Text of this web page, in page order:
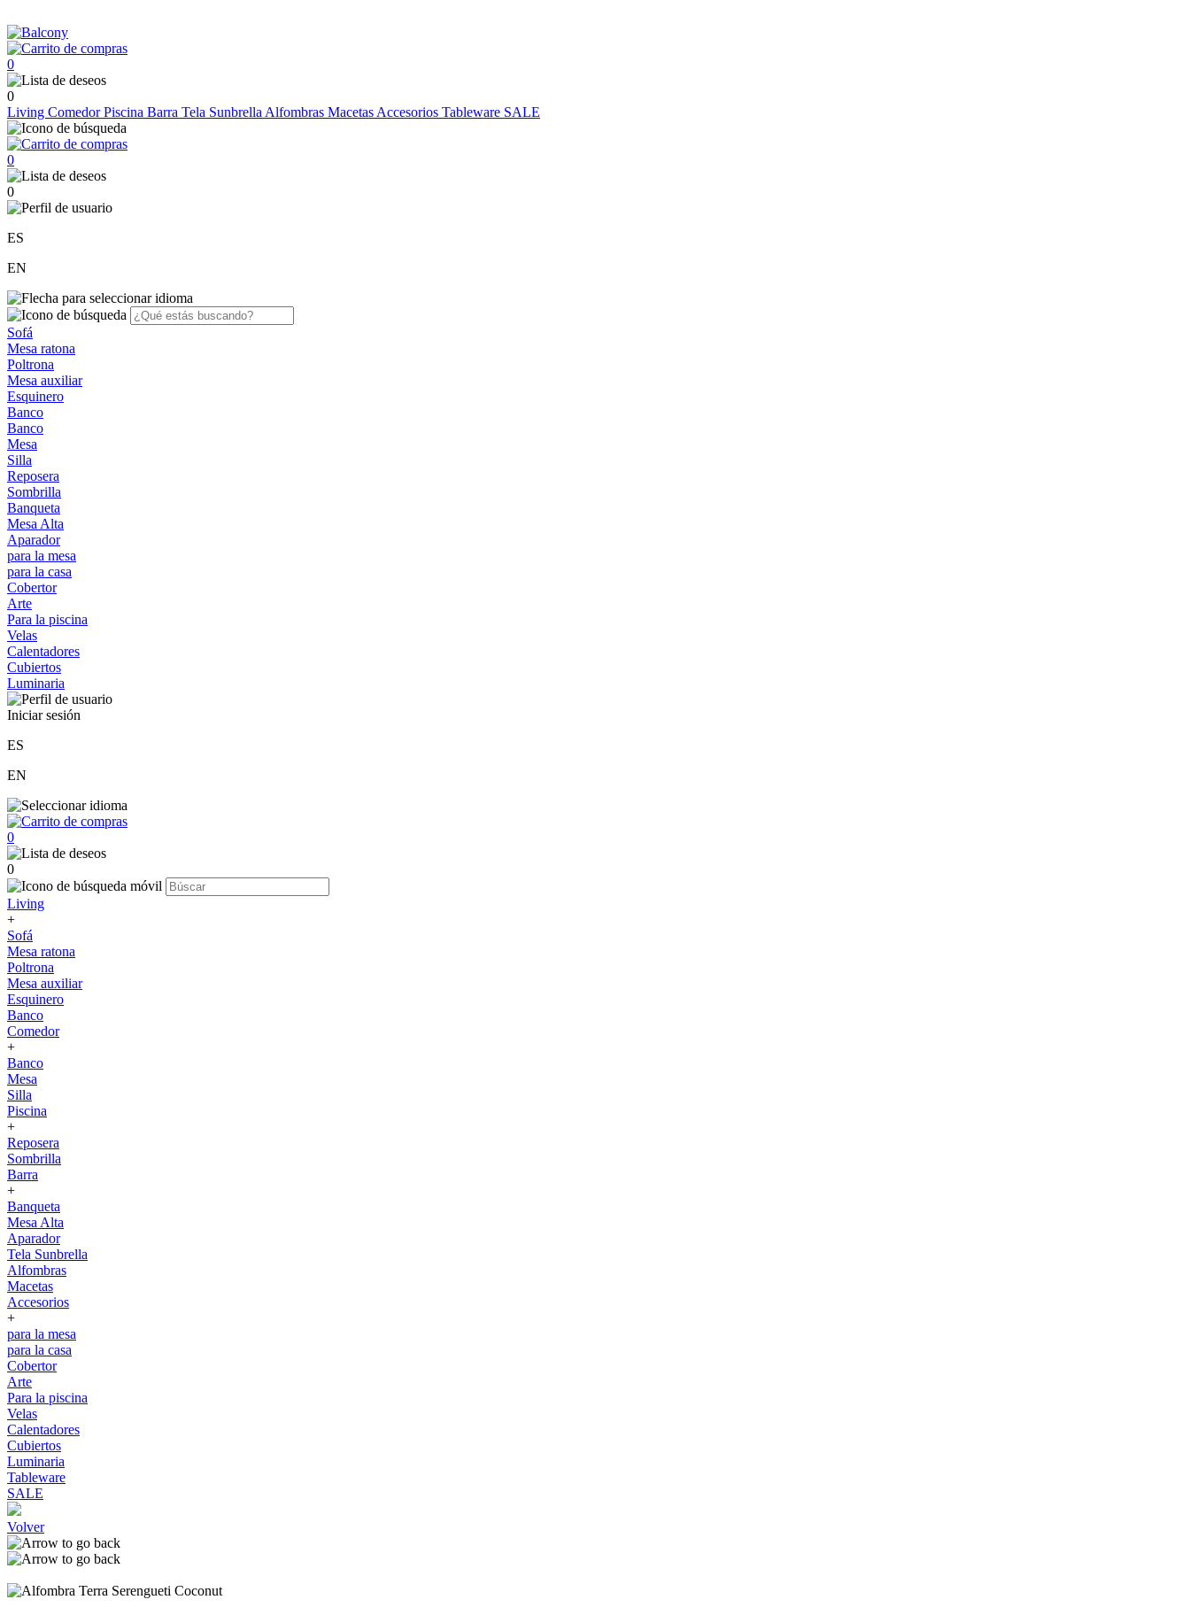
0
0
Living ComedorPiscina Barra Tela Sunbrella Alfombras Macetas Accesorios Tableware SALE
0
0
ES
EN
Sofá
Mesa ratona
Poltrona
Mesa auxiliar
Esquinero
Banco
Banco
Mesa
Silla
Reposera
Sombrilla
Banqueta
Mesa Alta
Aparador
para la mesa
para la casa
Cobertor
Arte
Para la piscina
Velas
Calentadores
Cubiertos
Luminaria
Iniciar sesión
ES
EN
0
0
Living
+
Sofá
Mesa ratona
Poltrona
Mesa auxiliar
Esquinero
Banco
Comedor
+
Banco
Mesa
Silla
Piscina
+
Reposera
Sombrilla
Barra
+
Banqueta
Mesa Alta
Aparador
Tela Sunbrella
Alfombras
Macetas
Accesorios
+
para la mesa
para la casa
Cobertor
Arte
Para la piscina
Velas
Calentadores
Cubiertos
Luminaria
Tableware
SALE
Volver